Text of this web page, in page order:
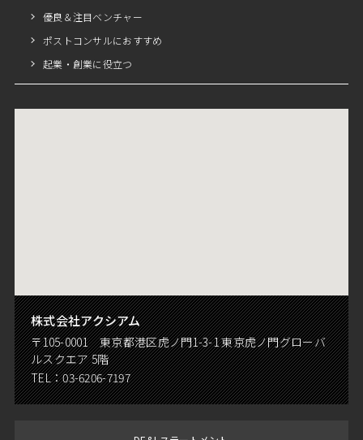
優良＆注目ベンチャー
ポストコンサルにおすすめ
起業・創業に役立つ
株式会社アクシアム
〒105-0001 東京都港区虎ノ門1-3-1 東京虎ノ門グローバ
ルスクエア 5階
TEL：03-6206-7197